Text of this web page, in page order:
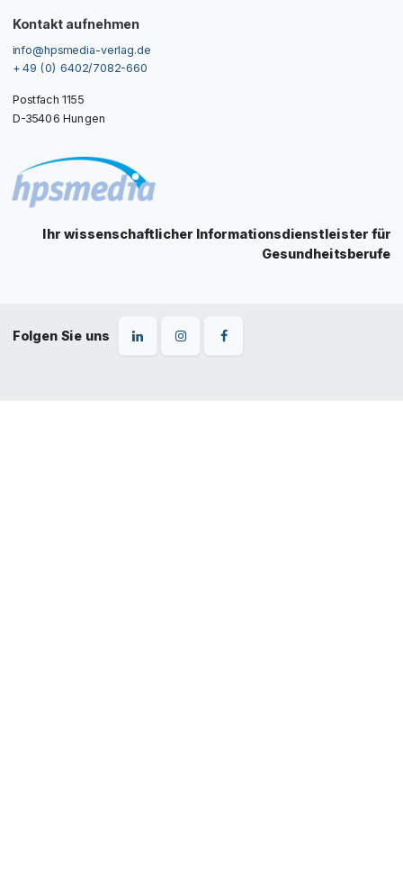
Kontakt aufnehmen
info@hpsmedia-verlag.de
+ 49 (0) 6402/7082-660
Postfach 1155
D-35406 Hungen
Ihr wissenschaftlicher Informationsdienstleister für
Gesundheitsberufe
Folgen Sie uns